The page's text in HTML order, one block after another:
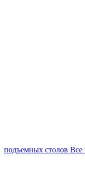
подъемных столов Все